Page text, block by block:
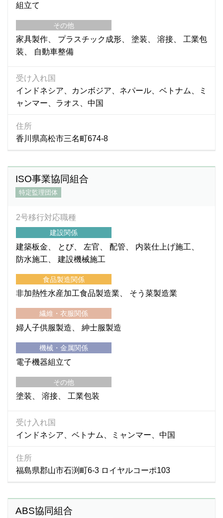
組立て
その他
家具製作 プラスチック成形 塗装 溶接
工業包
装
自動車整備
受け入れ国
インドネシア、カンボジア、ネパール、ベトナム、ミ
ャンマー、ラオス、中国
住所
香川県高松市三名町674-8
ISO事業協同組合
特定監理団体
2号移行対応職種
建設関係
建築板金 とび 左官 配管
内装仕上げ施工
防水施工
建設機械施工
食品製造関係
非加熱性水産加工食品製造業 そう菜製造業
繊維・衣服関係
婦人子供服製造 紳士服製造
機械・金属関係
電子機器組立て
その他
塗装 溶接 工業包装
受け入れ国
インドネシア、ベトナム、ミャンマー、中国
住所
福島県郡山市石渕町6-3 ロイヤルコーポ103
ABS協同組合